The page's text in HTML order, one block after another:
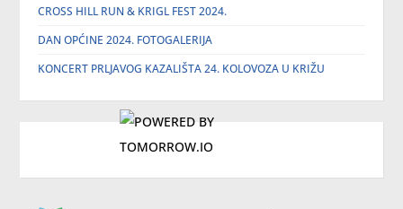
CROSS HILL RUN & KRIGL FEST 2024.
DAN OPĆINE 2024. FOTOGALERIJA
KONCERT PRLJAVOG KAZALIŠTA 24. KOLOVOZA U KRIŽU